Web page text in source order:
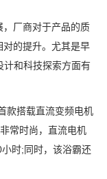
厂商对于产品的质
的提升。尤其是早
计和科技探索方面有
搭载直流变频电机
常时尚，直流电机
时;同时，该浴霸还